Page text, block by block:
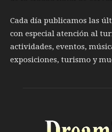
Cada día publicamos las
con especial atención al
actividades, eventos,
exposiciones, turismo y